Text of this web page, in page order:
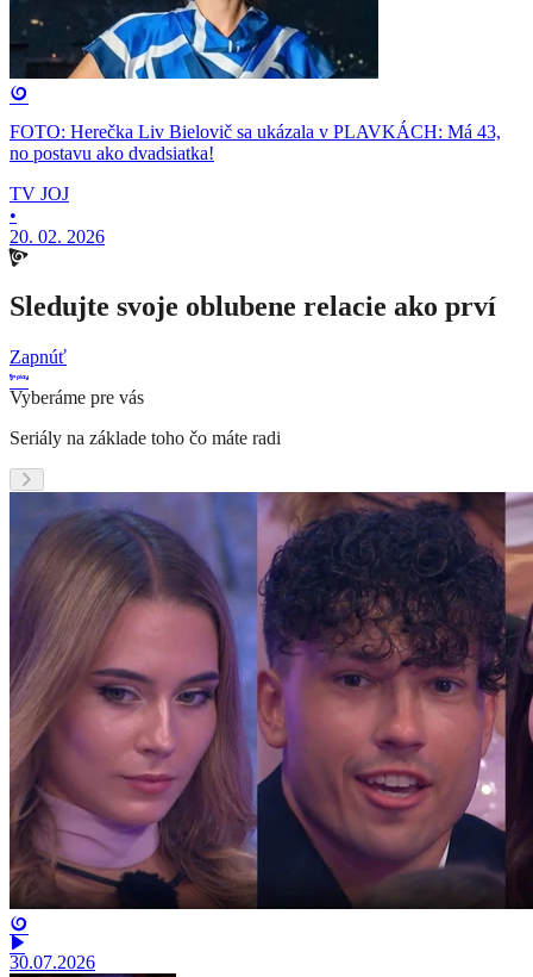
FOTO: Herečka Liv Bielovič sa ukázala v PLAVKÁCH: Má 43,
no postavu ako dvadsiatka!
TV JOJ
•
20. 02. 2026
Sledujte svoje oblubene relacie ako prví
Zapnúť
Vyberáme pre vás
Seriály na základe toho čo máte radi
30.07.2026